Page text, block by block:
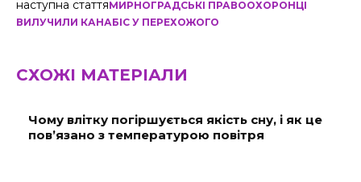
наступна статтяМИРНОГРАДСЬКІ ПРАВООХОРОНЦІ
ВИЛУЧИЛИ КАНАБІС У ПЕРЕХОЖОГО
СХОЖІ МАТЕРІАЛИ
Чому влітку погіршується якість сну, і як це
пов’язано з температурою повітря